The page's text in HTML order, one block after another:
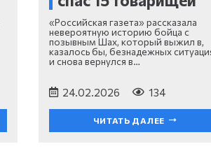
«Российская газета» рассказала
невероятную историю бойца с
позывным Шах, который выжил в,
казалось бы, безнадежных
и снова вернулся в…
24.02.2026 134
ЧИТАТЬ ДАЛЕЕ